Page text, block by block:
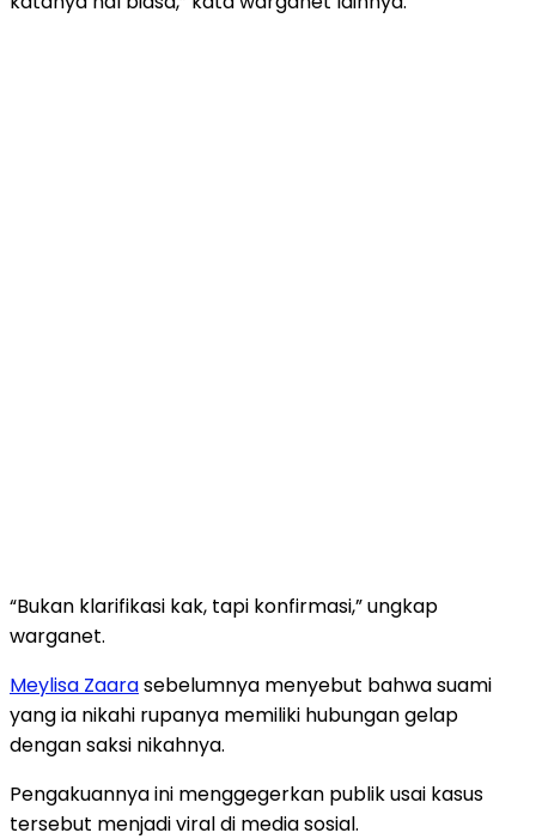
“Bukan klarifikasi kak, tapi konfirmasi,” ungkap
warganet.
Meylisa Zaarasebelumnya menyebut bahwa suami
yang ia nikahi rupanya memiliki hubungan gelap
dengan saksi nikahnya.
Pengakuannya ini menggegerkan publik usai kasus
tersebut menjadi viral di media sosial.